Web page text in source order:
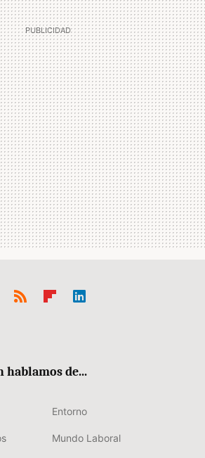
hablamos de...
Entorno
Mundo Laboral